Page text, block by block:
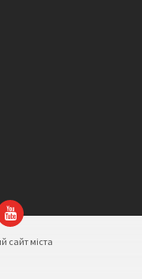
сайт міста